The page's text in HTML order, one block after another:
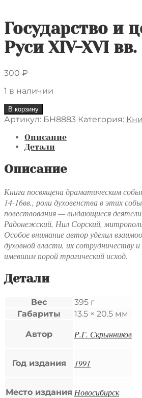
Государство и
Руси XIV-XVI вв.
300 ₽
1 в наличии
Количество
товара
церковь
Руси
XIV-
вв.
В корзину
Артикул: БН8883 Категория:
Описание
Детали
Описание
Книга посвящена драматическим
14-16вв., роли духовенства в этих
повествования — выдающиеся деятели
Радонежский, Нил Сорский,
Особое внимание автор уделил
духовной власти, их сотрудничеству
имевшим порой трагический исход.
Детали
Вес
395 г
Габариты
13.5 × 20.5 мм
Автор Р.Г. Скрынников
Год издания 1991
Место издания Новосибирск